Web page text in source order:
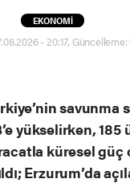
EKONOMİ
- 20:17,
savunma
yükselirken, 185
küresel güç
Erzurum’da